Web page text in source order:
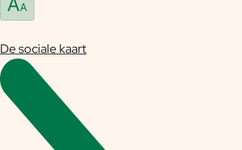
De sociale kaart